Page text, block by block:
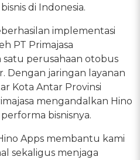
di Indonesia.
implementasi
PT Primajasa
satu perusahaan otobus
Dengan jaringan layanan
Kota Antar Provinsi
mengandalkan Hino
bisnisnya.
Apps membantu kami
sekaligus menjaga